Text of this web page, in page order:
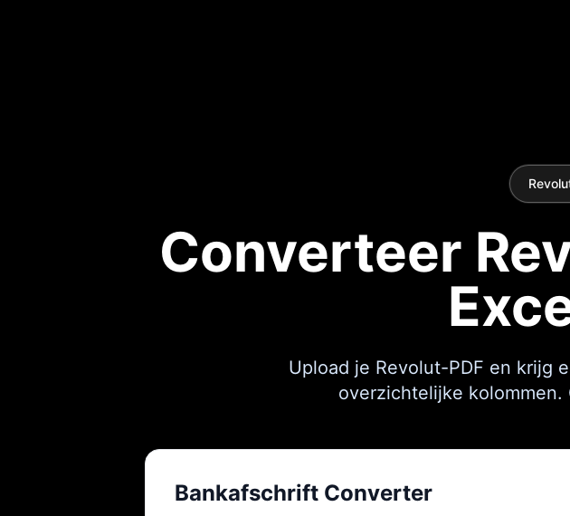
Converteer
Upload je Revolut-PDF en krijg
overzichtelijke
Bankafschrift Converter